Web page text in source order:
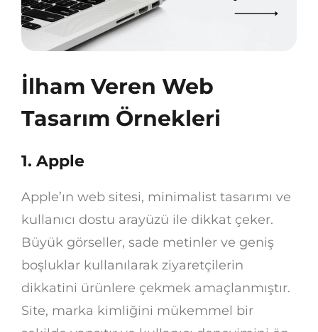
İlham Veren Web
Tasarım Örnekleri
1. Apple
Apple’ın web sitesi, minimalist tasarımı ve
kullanıcı dostu arayüzü ile dikkat çeker.
Büyük görseller, sade metinler ve geniş
boşluklar kullanılarak ziyaretçilerin
dikkatini ürünlere çekmek amaçlanmıştır.
Site, marka kimliğini mükemmel bir